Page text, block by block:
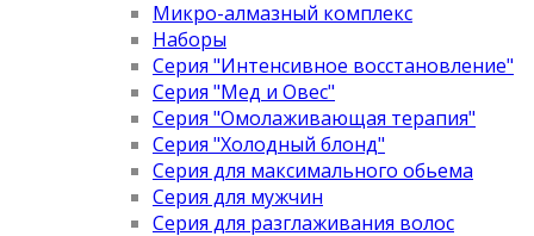
Микро-алмазный комплекс
Наборы
Серия "Интенсивное восстановление"
Серия "Мед и Овес"
Серия "Омолаживающая терапия"
Серия "Холодный блонд"
Серия для максимального обьема
Серия для мужчин
Серия для разглаживания волос